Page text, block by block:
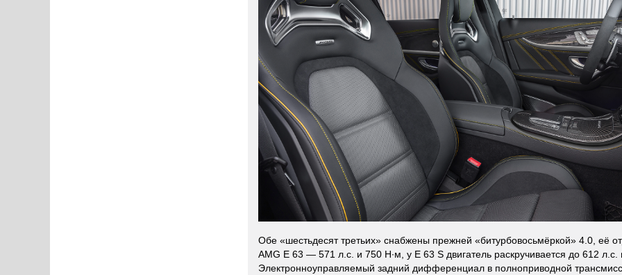
Обе «шестьдесят третьих» снабжены прежней «битурбовосьмёркой» 4.0, её
AMG E 63 — 571 л.с. и 750 Н·м, у E 63 S двигатель раскручивается до 612 л.с.
Электронноуправляемый задний дифференциал в полноприводной